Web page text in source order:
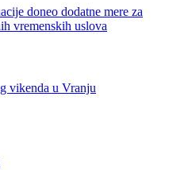
doneo dodatne mere za
vremenskih uslova
vikenda u Vranju